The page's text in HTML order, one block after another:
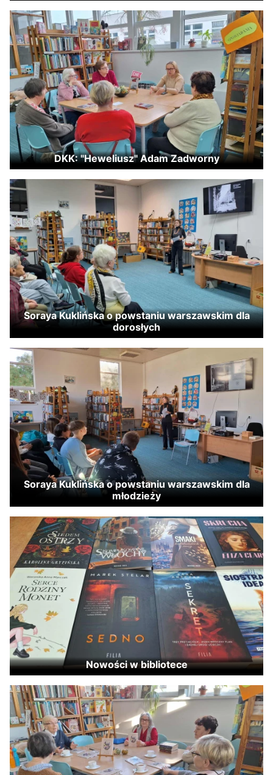
DKK: "Heweliusz" Adam Zadworny
Soraya Kuklińska o powstaniu warszawskim dla
dorosłych
Soraya Kuklińska o powstaniu warszawskim dla
młodzieży
Nowości w bibliotece